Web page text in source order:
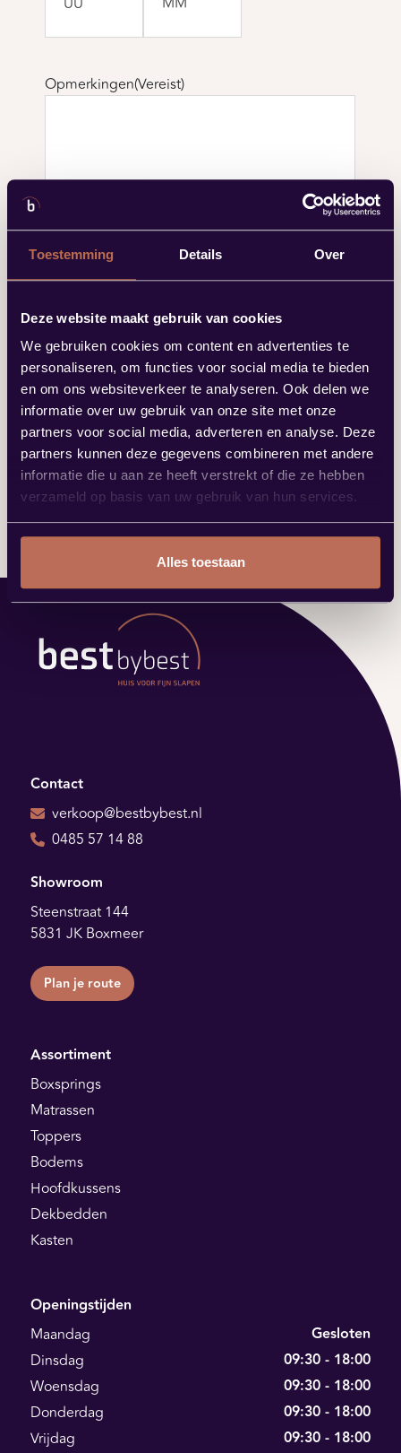
Toestemming Details Over
Deze website maakt gebruik van cookies
We gebruiken cookies om content en advertenties te
personaliseren, om functies voor social media te bieden
en om ons websiteverkeer te analyseren. Ook delen we
informatie over uw gebruik van onze site met onze
partners voor social media, adverteren en analyse. Deze
partners kunnen deze gegevens combineren met andere
informatie die u aan ze heeft verstrekt of die ze hebben
verzameld op basis van uw gebruik van hun services.
Alles toestaan
Opmerkingen(Vereist)
CAPTCHA
Verzenden
Contact
verkoop@bestbybest.nl
0485 57 14 88
Showroom
Steenstraat 144
5831 JK Boxmeer
Plan je route
Assortiment
Boxsprings
Matrassen
Toppers
Bodems
Hoofdkussens
Dekbedden
Kasten
Openingstijden
Maandag Gesloten
Dinsdag 09:30 - 18:00
Woensdag 09:30 - 18:00
Donderdag 09:30 - 18:00
Vrijdag 09:30 - 18:00